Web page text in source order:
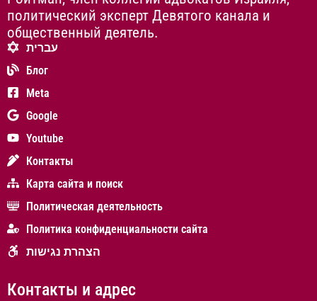
политический эксперт Девятого канала и
общественный деятель.
עברית
Блог
Meta
Google
Youtube
Контакты
Карта сайта и поиск
Политическая деятельность
Политика конфиденциальности сайта
הצהרת נגישות
Контакты и адрес